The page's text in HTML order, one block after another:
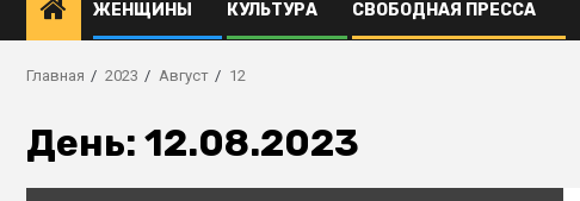
ЖЕНЩИНЫ КУЛЬТУРА СВОБОДНАЯ ПРЕССА
Главная 2023 Август 12
День: 12.08.2023